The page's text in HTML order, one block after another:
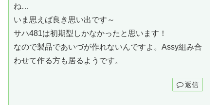
ね…
いま思えば良き思い出です～
サハ481は初期型しかなかったと思います！
なので製品であいづが作れないんですよ。Assy組み合
わせて作る方も居るようです。
返信